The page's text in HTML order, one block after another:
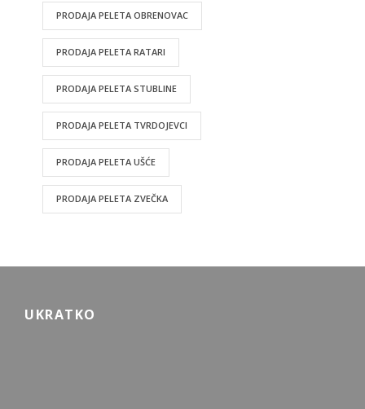
PRODAJA PELETA OBRENOVAC
PRODAJA PELETA RATARI
PRODAJA PELETA STUBLINE
PRODAJA PELETA TVRDOJEVCI
PRODAJA PELETA UŠĆE
PRODAJA PELETA ZVEČKA
UKRATKO